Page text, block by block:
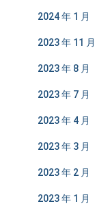
2024 年 1 月
2023 年 11 月
2023 年 8 月
2023 年 7 月
2023 年 4 月
2023 年 3 月
2023 年 2 月
2023 年 1 月